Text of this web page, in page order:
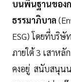
บนพื้นฐานของก
ธรรมาภิบาล
ESG) โดยที่บริษั
ภายใต้ 3 เสาห
คงอยู่ สนับสนุน